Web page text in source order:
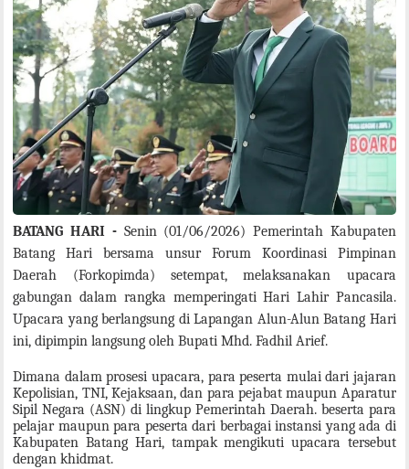
BATANG HARI - Senin (01/06/2026) Pemerintah Kabupaten
Batang Hari bersama unsur Forum Koordinasi Pimpinan
Daerah (Forkopimda) setempat, melaksanakan upacara
gabungan dalam rangka memperingati Hari Lahir Pancasila.
Upacara yang berlangsung di Lapangan Alun-Alun Batang Hari
ini, dipimpin langsung oleh Bupati Mhd. Fadhil Arief.
Dimana dalam prosesi upacara, para peserta mulai dari jajaran
Kepolisian, TNI, Kejaksaan, dan para pejabat maupun Aparatur
Sipil Negara (ASN) di lingkup Pemerintah Daerah. beserta para
pelajar maupun para peserta dari berbagai instansi yang ada di
Kabupaten Batang Hari, tampak mengikuti upacara tersebut
dengan khidmat.